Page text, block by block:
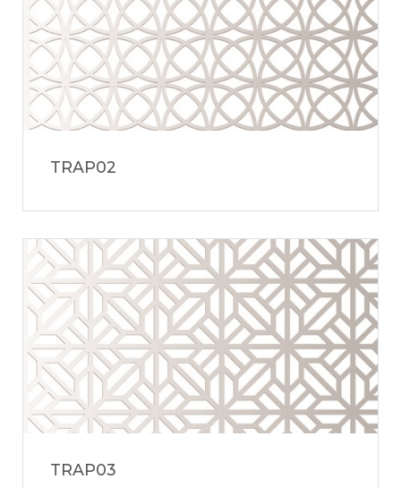
TRAP02
TRAP03